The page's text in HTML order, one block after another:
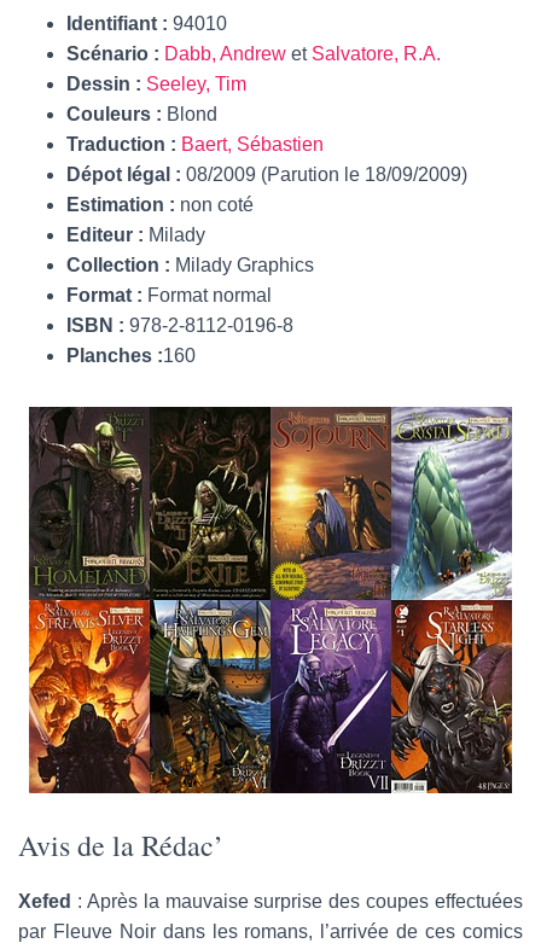
Identifiant : 94010
Scénario : Dabb, Andrew et Salvatore, R.A.
Dessin : Seeley, Tim
Couleurs : Blond
Traduction : Baert, Sébastien
Dépot légal : 08/2009 (Parution le 18/09/2009)
Estimation : non coté
Editeur : Milady
Collection : Milady Graphics
Format : Format normal
ISBN : 978-2-8112-0196-8
Planches :160
Avis de la Rédac’
Xefed : Après la mauvaise surprise des coupes effectuées
par Fleuve Noir dans les romans, l’arrivée de ces comics